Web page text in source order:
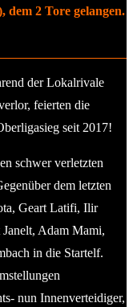
2 Tore gelangen.
der Lokalrivale
feierten die
seit 2017!
schwer verletzten
dem letzten
Geart Latifi, Ilir
Adam Mami,
in die Startelf.
nun Innenverteidiger,